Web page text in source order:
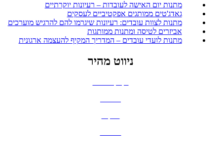
מתנות יום האישה לעובדות – רעיונות יוקרתיים
גאדג'טים ממותגים אפקטיביים לעסקים
מתנות לצוות עובדים: רעיונות שיגרמו להם להרגיש מוערכים
אביזרים לטיסה ומתנות ממותגות
מתנות לועדי עובדים – המדריך המקיף להעצמה ארגונית
ניווט מהיר